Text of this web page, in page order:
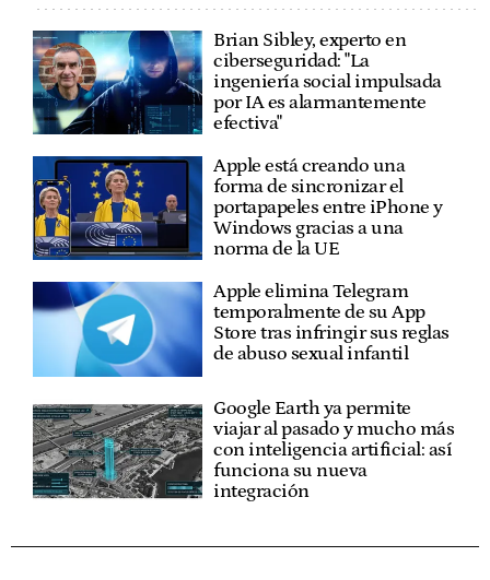
Brian Sibley, experto en
ciberseguridad: "La
ingeniería social impulsada
por IA es alarmantemente
efectiva"
Apple está creando una
forma de sincronizar el
portapapeles entre iPhone y
Windows gracias a una
norma de la UE
Apple elimina Telegram
temporalmente de su App
Store tras infringir sus reglas
de abuso sexual infantil
Google Earth ya permite
viajar al pasado y mucho más
con inteligencia artificial: así
funciona su nueva
integración